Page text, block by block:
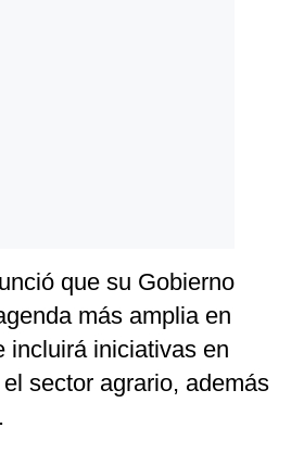
que su Gobierno
más amplia en
incluirá iniciativas en
sector agrario, además